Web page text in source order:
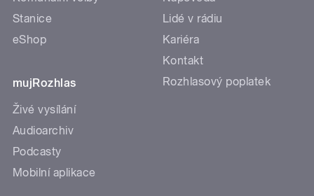
Stanice
eShop
mujRozhlas
Živé vysílání
Audioarchiv
Podcasty
Mobilní aplikace
Lidé v rádiu
Kariéra
Kontakt
Rozhlasový poplatek